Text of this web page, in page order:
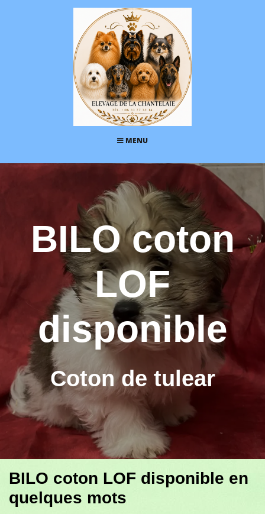
MENU
BILO coton
LOF
disponible
Coton de tulear
BILO coton LOF disponible en
quelques mots